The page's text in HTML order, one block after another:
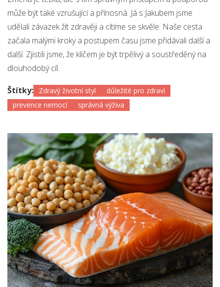
může být také vzrušující a přínosná. Já s Jakubem jsme
udělali závazek žít zdravěji a cítíme se skvěle. Naše cesta
začala malými kroky a postupem času jsme přidávali další a
další. Zjistili jsme, že klíčem je být trpělivý a soustředěný na
dlouhodobý cíl.
Štítky: Zdravý životní styl
důležité pro zdraví
prevence nemocí
správná výživa